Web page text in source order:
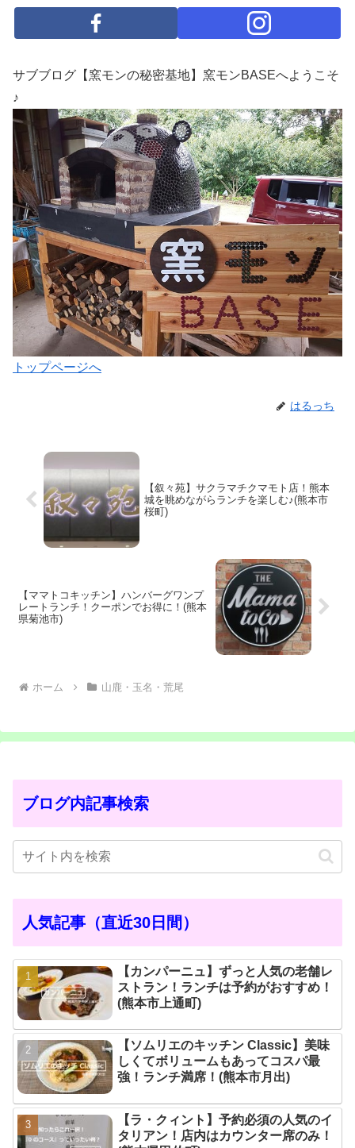
サブブログ【窯モンの秘密基地】窯モンBASEへようこそ
♪
トップページへ
はるっち
【叙々苑】サクラマチクマモト店！熊本
城を眺めながらランチを楽しむ♪(熊本市
桜町)
【ママトコキッチン】ハンバーグワンプ
レートランチ！クーポンでお得に！(熊本
県菊池市)
ホーム 山鹿・玉名・荒尾
ブログ内記事検索
人気記事（直近30日間）
【カンパーニュ】ずっと人気の老舗レ
ストラン！ランチは予約がおすすめ！
(熊本市上通町)
【ソムリエのキッチン Classic】美味
しくてボリュームもあってコスパ最
強！ランチ満席！(熊本市月出)
【ラ・クィント】予約必須の人気のイ
タリアン！店内はカウンター席のみ！